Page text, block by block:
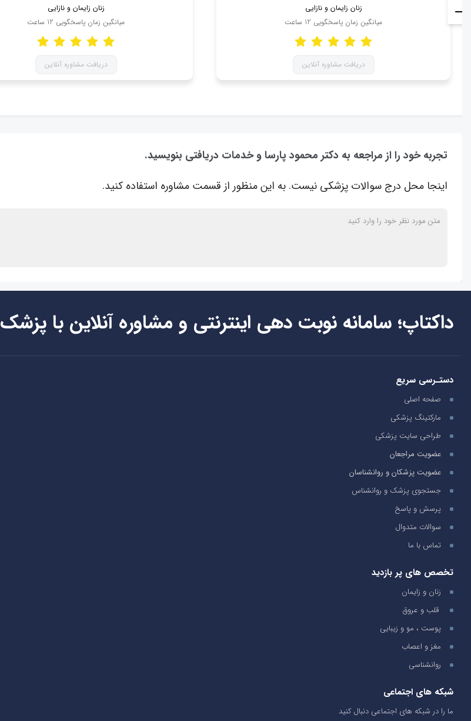
زنان زایمان و نازایی
میانگین زمان پاسخگویی 12 ساعت
دریافت مشاوره آنلاین
زنان زایمان و نازایی
میانگین زمان پاسخگویی 12 ساعت
دریافت مشاوره آنلاین
تجربه خود را از مراجعه به دکتر محمود پارسا و خدمات دریافتی بنویسید.
اینجا محل درج سوالات پزشکی نیست. به این منظور از قسمت مشاوره استفاده کنید.
داکتاپ؛ سامانه نوبت دهی اینترنتی و مشاوره آنلاین با پزشک
دستـرسی سریع
صفحه اصلی
مارکتینگ پزشکی
طراحی سایت پزشکی
عضویت مراجعان
عضویت پزشکان و روانشناسان
جستجوی پزشک و روانشناس
پرسش و پاسخ
سوالات متدوال
تماس با ما
تخصص های پر بازدید
زنان و زایمان
قلب و عروق
پوست ، مو و زیبایی
مغز و اعصاب
روانشناسی
شبکه های اجتماعی
ما را در شبکه های اجتماعی دنبال کنید